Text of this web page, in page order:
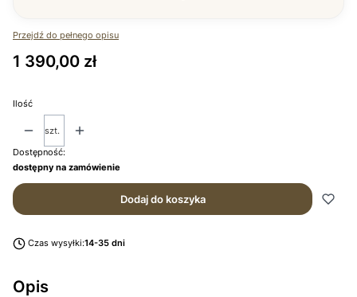
Przejdź do pełnego opisu
Cena
1 390,00 zł
Ilość
szt.
Dostępność:
dostępny na zamówienie
Dodaj do koszyka
Czas wysyłki:14-35 dni
Opis